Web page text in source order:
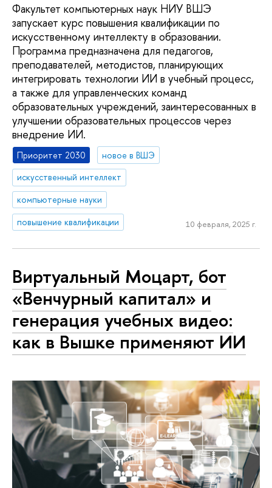
Факультет компьютерных наук НИУ ВШЭ
запускает курс повышения квалификации по
искусственному интеллекту в образовании.
Программа предназначена для педагогов,
преподавателей, методистов, планирующих
интегрировать технологии ИИ в учебный процесс,
а также для управленческих команд
образовательных учреждений, заинтересованных в
улучшении образовательных процессов через
внедрение ИИ.
Приоритет 2030
новое в ВШЭ
искусственный интеллект
компьютерные науки
повышение квалификации
10 февраля, 2025 г.
Виртуальный Моцарт, бот
«Венчурный капитал» и
генерация учебных видео:
как в Вышке применяют ИИ